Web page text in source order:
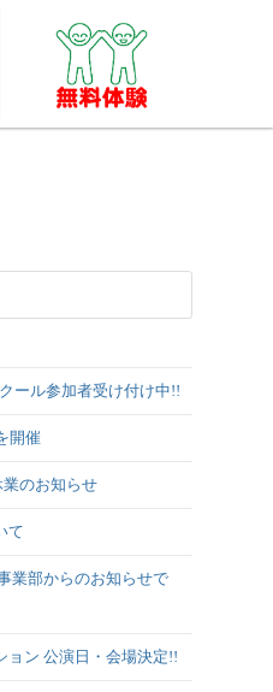
ール参加者受け付け中!!
開催
のお知らせ
て
業部からのお知らせで
ョン 公演日・会場決定!!